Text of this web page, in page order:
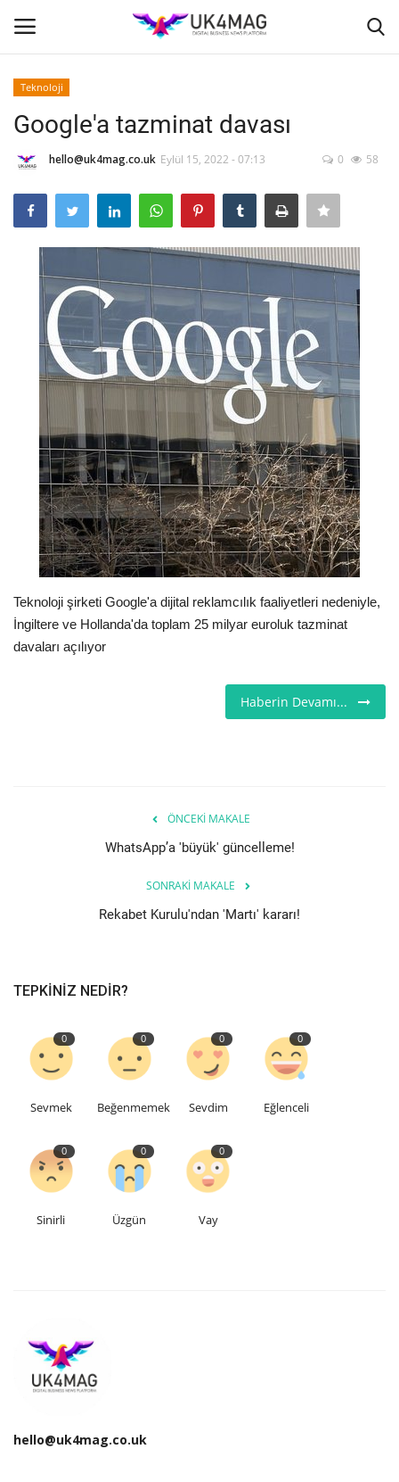
Ana Sayfa
İş Platformu
TVNET
TOPLUM
Londra
İş İlanları
Seri İlanlar
İngiltere
Videolar
İş & Ekonomi
Pazaryeri
Kültür - Sanat
Galeri
Dilim
English Turkish
Teknoloji
Google'a tazminat davası
hello@uk4mag.co.uk Eylül 15, 2022 - 07:13 0 58
Teknoloji şirketi Google'a dijital reklamcılık faaliyetleri nedeniyle,
İngiltere ve Hollanda'da toplam 25 milyar euroluk tazminat
davaları açılıyor
Haberin Devamı...
ÖNCEKI MAKALE
WhatsApp’a 'büyük' güncelleme!
SONRAKI MAKALE
Rekabet Kurulu'ndan 'Martı' kararı!
TEPKINIZ NEDIR?
0
Sevmek
0
Beğenmemek
0
Sevdim
0
Eğlenceli
0
Sinirli
0
Üzgün
0
Vay
hello@uk4mag.co.uk